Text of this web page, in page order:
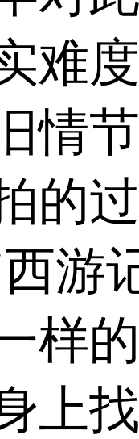
难
情
的
游
样
上